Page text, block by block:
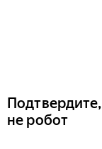
не робот